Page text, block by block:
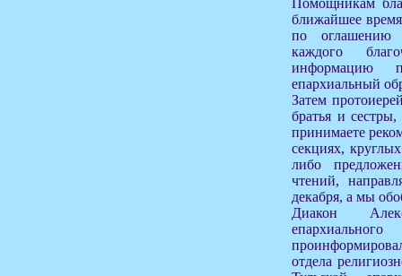
ближайшее время
по оглашению
каждого
информацию
епархиальный
Затем
братья и
принимаете
секциях,
либо
чтений,
декабря, а мы
Диакон
отдела